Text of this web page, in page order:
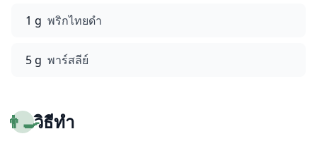
1 g พริกไทยดำ
5 g พาร์สลีย์
👨‍🍳วิธีทำ